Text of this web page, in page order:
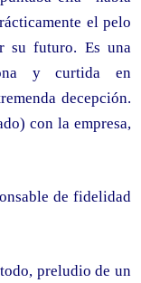
el pelo
su futuro. Es una
y curtida en
decepción.
con la empresa,
de fidelidad
preludio de un